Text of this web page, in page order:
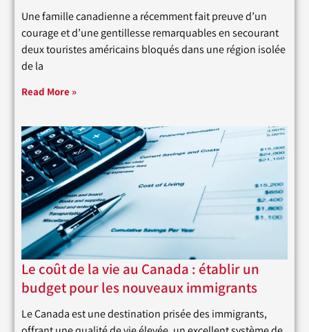
Une famille canadienne a récemment fait preuve d’un
courage et d’une gentillesse remarquables en secourant
deux touristes américains bloqués dans une région isolée
de la
Read More »
Le coût de la vie au Canada : établir un
budget pour les nouveaux immigrants
Le Canada est une destination prisée des immigrants,